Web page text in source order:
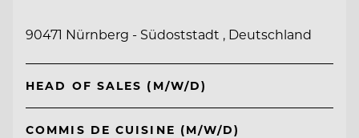
90471 Nürnberg - Südoststadt , Deutschland
HEAD OF SALES (M/W/D)
COMMIS DE CUISINE (M/W/D)